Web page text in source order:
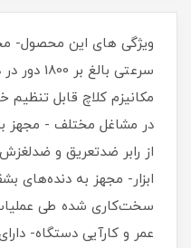
ویژگی های این محصول-
سرعتی
مکانیزم کلاچ قابل تنظیم
در مشاغل مختلف - مجهز
از رابر ضدتعریق و
ابزار- مجهز به دنده‌های
سخت‌کاری شده طی
عمر و کارآیی دستگاه-